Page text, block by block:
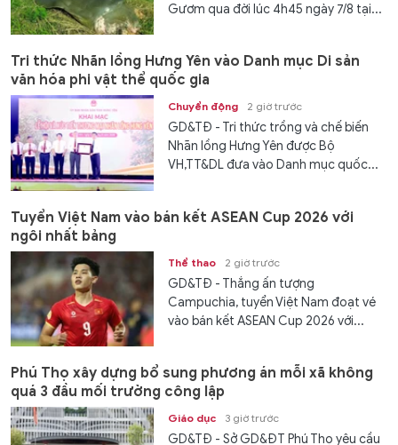
Gươm qua đời lúc 4h45 ngày 7/8 tại...
Tri thức Nhãn lồng Hưng Yên vào Danh mục Di sản
văn hóa phi vật thể quốc gia
Chuyển động 2 giờ trước
GD&TĐ - Tri thức trồng và chế biến
Nhãn lồng Hưng Yên được Bộ
VH,TT&DL đưa vào Danh mục quốc...
Tuyển Việt Nam vào bán kết ASEAN Cup 2026 với
ngôi nhất bảng
Thể thao 2 giờ trước
GD&TĐ - Thắng ấn tượng
Campuchia, tuyển Việt Nam đoạt vé
vào bán kết ASEAN Cup 2026 với...
Phú Thọ xây dựng bổ sung phương án mỗi xã không
quá 3 đầu mối trường công lập
Giáo dục 3 giờ trước
GD&TĐ - Sở GD&ĐT Phú Thọ yêu cầu